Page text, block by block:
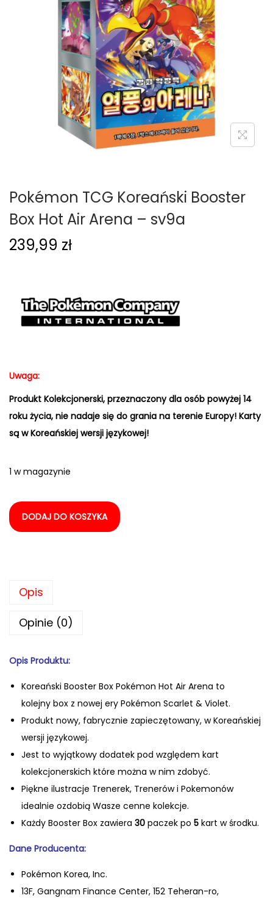
g
a
c
j
i
c
i
Pokémon TCG Koreański Booster
Box Hot Air Arena – sv9a
239,99 zł
Uwaga:
Produkt Kolekcjonerski, przeznaczony dla osób powyżej 14
roku życia, nie nadaje się do grania na terenie Europy! Karty
są w Koreańskiej wersji językowej!
1 w magazynie
DODAJ DO KOSZYKA
Opis
Opinie (0)
Opis Produktu:
Koreański Booster Box Pokémon Hot Air Arena to
kolejny box z nowej ery Pokémon Scarlet & Violet.
Produkt nowy, fabrycznie zapieczętowany, w Koreańskiej
wersji językowej.
Jest to wyjątkowy dodatek pod względem kart
kolekcjonerskich które można w nim zdobyć.
Piękne ilustracje Trenerek, Trenerów i Pokemonów
idealnie ozdobią Wasze cenne kolekcje.
Każdy Booster Box zawiera 30 paczek po 5 kart w środku.
Dane Producenta:
Pokémon Korea, Inc.
13F, Gangnam Finance Center, 152 Teheran-ro,